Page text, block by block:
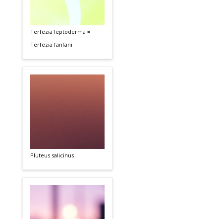
Terfezia leptoderma =
Terfezia fanfani
Pluteus salicinus